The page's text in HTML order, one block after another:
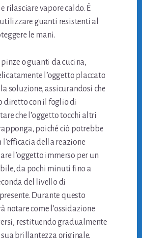
rilasciare vapore caldo. È
guanti resistenti al
le mani.
o guanti da cucina,
l’oggetto placcato
soluzione, assicurandosi che
diretto con il foglio di
che l’oggetto tocchi altri
poiché ciò potrebbe
della reazione
l’oggetto immerso per un
da pochi minuti fino a
del livello di
Durante questo
notare come l’ossidazione
restituendo gradualmente
sua brillantezza originale.